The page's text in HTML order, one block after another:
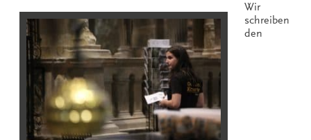
Wir
schreiben
den